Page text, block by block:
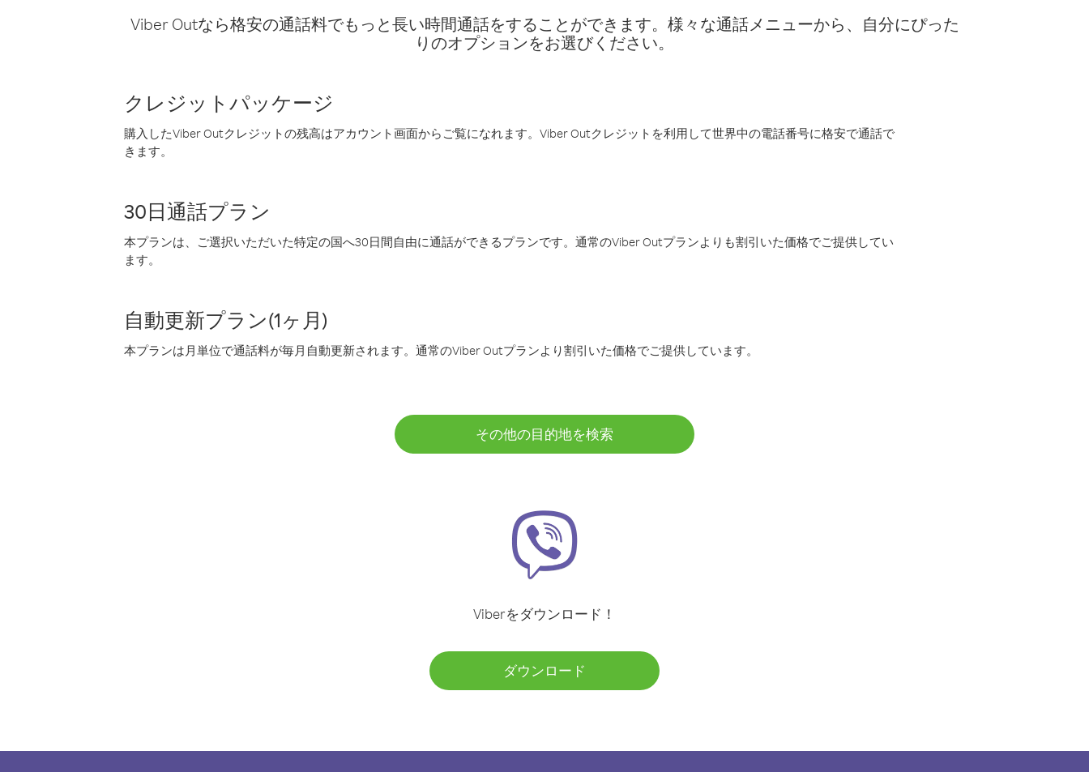
Viber Outなら格安の通話料でもっと長い時間通話をすることができます。様々な通話メニューから、自分にぴった
りのオプションをお選びください。
クレジットパッケージ
購入したViber Outクレジットの残高はアカウント画面からご覧になれます。Viber Outクレジットを利用して世界中の電話番号に格安で通話で
きます。
30日通話プラン
本プランは、ご選択いただいた特定の国へ30日間自由に通話ができるプランです。通常のViber Outプランよりも割引いた価格でご提供してい
ます。
自動更新プラン(1ヶ月)
本プランは月単位で通話料が毎月自動更新されます。通常のViber Outプランより割引いた価格でご提供しています。
その他の目的地を検索
Viberをダウンロード！
ダウンロード